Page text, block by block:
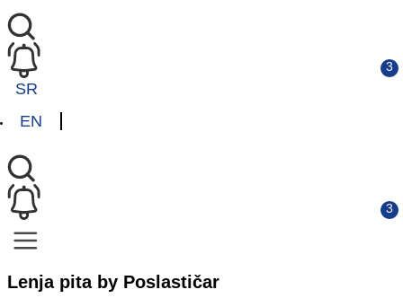
SR
EN
Lenja pita by Poslastičar